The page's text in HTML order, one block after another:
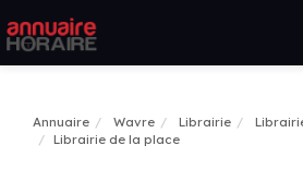
Annuaire Wavre Librairie
Librairie de la place